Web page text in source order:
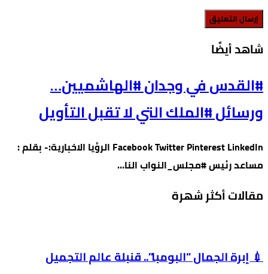
‫شاهد أيضًا‬
#القدس في وجدان #الهاشميين…
ورسائل #الملك التي لا تقبل التأويل
Facebook Twitter Pinterest LinkedIn الرؤيا الاخبارية:- بقلم :
مساعد رئيس #مجلس_النواب النا…
مقالات أكثر شهرة
💉 إبرة الجمال “البومبا”.. قنبلة عالم التجميل